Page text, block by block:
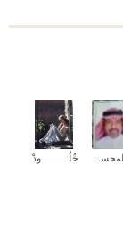
خُلُــــــــــودْ